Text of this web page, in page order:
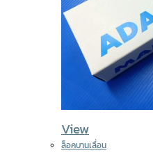
View
ล็อคบานเลื่อน